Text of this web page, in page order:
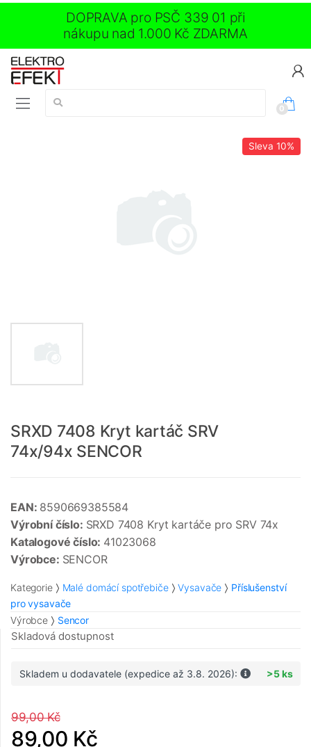
DOPRAVA pro PSČ 339 01 při
nákupu nad 1.000 Kč ZDARMA
Vyhledávání:
0
Sleva 10%
SRXD 7408 Kryt kartáč SRV
74x/94x SENCOR
EAN: 8590669385584
Výrobní číslo: SRXD 7408 Kryt kartáče pro SRV 74x
Katalogové číslo: 41023068
Výrobce: SENCOR
Kategorie Malé domácí spotřebiče Vysavače
Příslušenství
pro vysavače
Výrobce
Sencor
Skladová dostupnost
Skladem u dodavatele (expedice až 3.8. 2026): >5 ks
99,00 Kč
89,00 Kč